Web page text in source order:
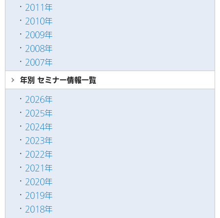
2011年
2010年
2009年
2008年
2007年
年別 セミナー情報一覧
2026年
2025年
2024年
2023年
2022年
2021年
2020年
2019年
2018年